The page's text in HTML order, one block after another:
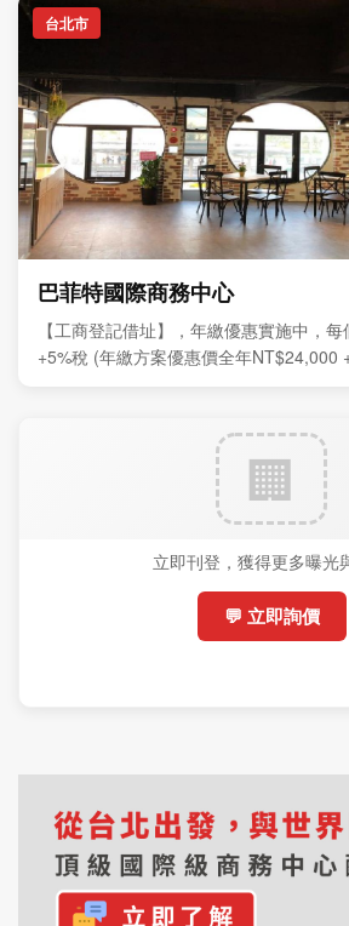
台北市
巴菲特國際商務中心
【工商登記借址】，年繳優惠實施中，
+5%稅 (年繳方案優惠價全年NT$24,000
立即刊登，獲得更多曝光
💬 立即詢價